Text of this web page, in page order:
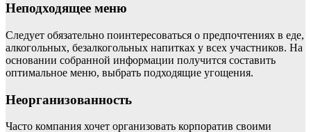
Неподходящее меню
Следует обязательно поинтересоваться о предпочтениях в еде,
алкогольных, безалкогольных напитках у всех участников. На
основании собранной информации получится составить
оптимальное меню, выбрать подходящие угощения.
Неорганизованность
Часто компания хочет организовать корпоратив своими